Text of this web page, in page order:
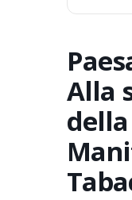
Alla